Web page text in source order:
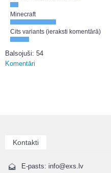
Minecraft
Cits variants (ieraksti komentārā)
Balsojuši: 54
Komentāri
Kontakti
E-pasts: info@exs.lv